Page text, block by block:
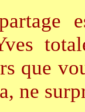
que
ne